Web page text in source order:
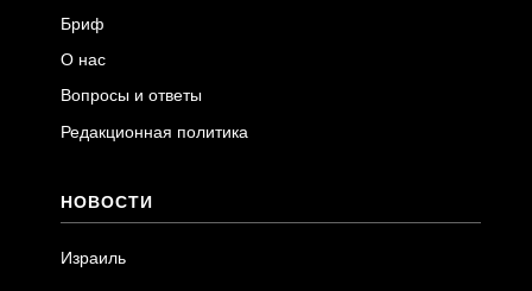
Бриф
О нас
Вопросы и ответы
Редакционная политика
НОВОСТИ
Израиль